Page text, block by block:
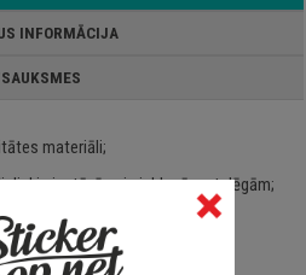
INFORMĀCIJA
materiāli;
piestāvēs pie jebkurām atslēgām;
atslēgas;
pasaulē.